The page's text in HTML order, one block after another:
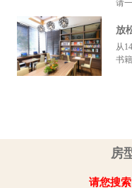
请
放
从
书
房
请您搜